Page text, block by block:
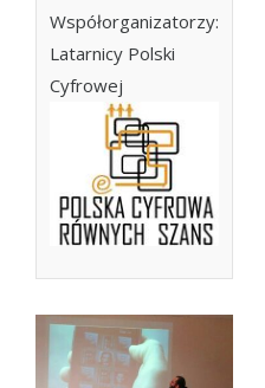
Współorganizatorzy:
Latarnicy Polski
Cyfrowej